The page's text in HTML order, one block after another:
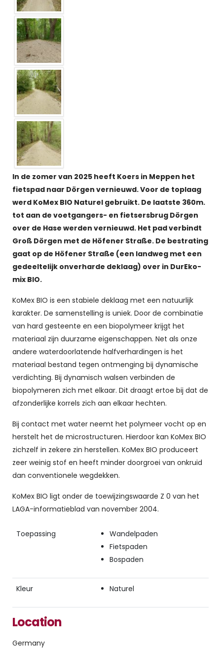
In de zomer van 2025 heeft Koers in Meppen het
fietspad naar Dörgen vernieuwd. Voor de toplaag
werd KoMex BIO Naturel gebruikt. De laatste 360m.
tot aan de voetgangers- en fietsersbrug Dörgen
over de Hase werden vernieuwd. Het pad verbindt
Groß Dörgen met de Höfener Straße. De bestrating
gaat op de Höfener Straße (een landweg met een
gedeeltelijk onverharde deklaag) over in DurEko-
mix BIO.
KoMex BIO is een stabiele deklaag met een natuurlijk
karakter. De samenstelling is uniek. Door de combinatie
van hard gesteente en een biopolymeer krijgt het
materiaal zijn duurzame eigenschappen. Net als onze
andere waterdoorlatende halfverhardingen is het
materiaal bestand tegen ontmenging bij dynamische
verdichting. Bij dynamisch walsen verbinden de
biopolymeren zich met elkaar. Dit draagt ertoe bij dat de
afzonderlijke korrels zich aan elkaar hechten.
Bij contact met water neemt het polymeer vocht op en
herstelt het de microstructuren. Hierdoor kan KoMex BIO
zichzelf in zekere zin herstellen. KoMex BIO produceert
zeer weinig stof en heeft minder doorgroei van onkruid
dan conventionele wegdekken.
KoMex BIO ligt onder de toewijzingswaarde Z 0 van het
LAGA-informatieblad van november 2004.
Toepassing
Wandelpaden
Fietspaden
Bospaden
Kleur Naturel
Location
Germany